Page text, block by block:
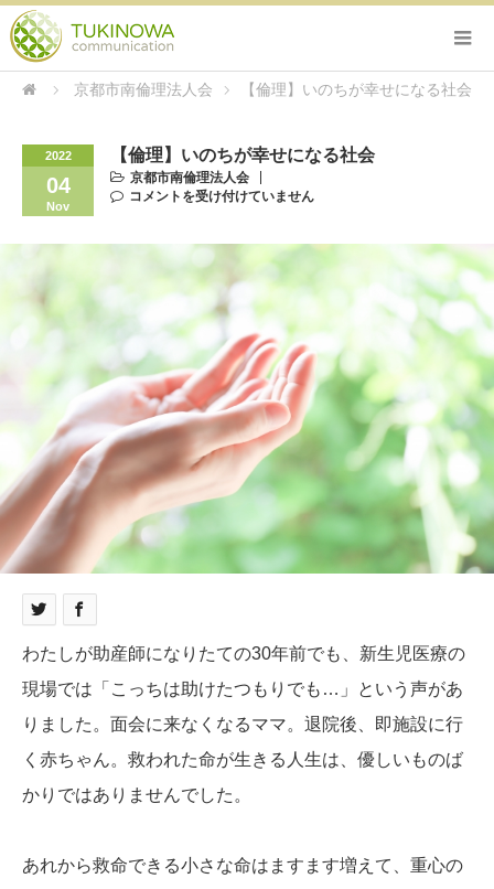
京都市南倫理法人会 【倫理】いのちが幸せになる社会
2022
04
Nov
【倫理】いのちが幸せになる社会
京都市南倫理法人会
コメントを受け付けていません
わたしが助産師になりたての30年前でも、新生児医療の
現場では「こっちは助けたつもりでも…」という声があ
りました。面会に来なくなるママ。退院後、即施設に行
く赤ちゃん。救われた命が生きる人生は、優しいものば
かりではありませんでした。
あれから救命できる小さな命はますます増えて、重心の